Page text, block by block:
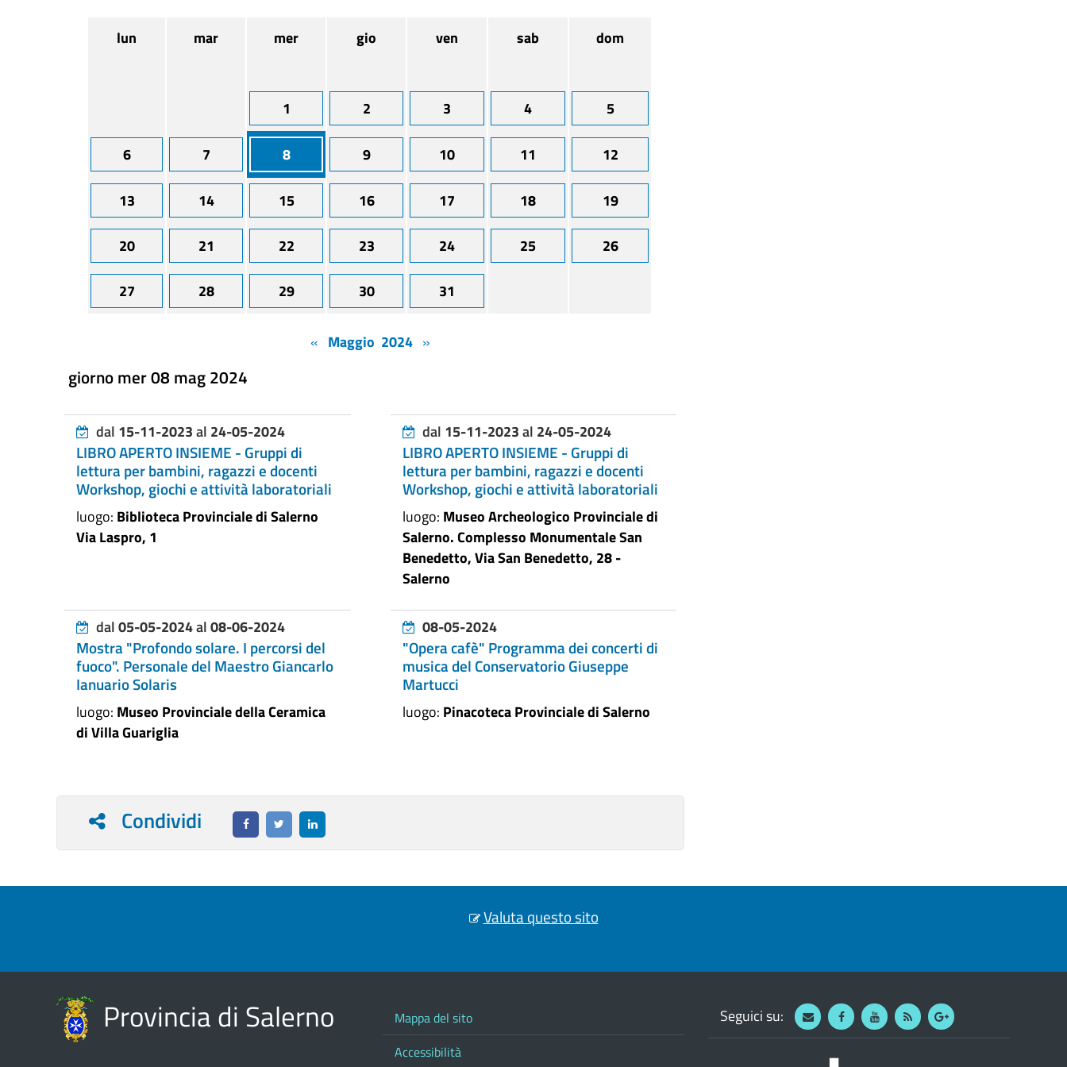
lun mar mer gio ven sab dom
1 2 3 4 5
6 7 8 9 10 11 12
13 14 15 16 17 18 19
20 21 22 23 24 25 26
27 28 29 30 31
« Maggio 2024 »
giorno mer 08 mag 2024
dal 15-11-2023al 24-05-2024
LIBRO APERTO INSIEME - Gruppi di
lettura per bambini, ragazzi e docenti
Workshop, giochi e attività laboratoriali
luogo: Biblioteca Provinciale di Salerno
Via Laspro, 1
dal 15-11-2023al 24-05-2024
LIBRO APERTO INSIEME - Gruppi di
lettura per bambini, ragazzi e docenti
Workshop, giochi e attività laboratoriali
luogo: Museo Archeologico Provinciale di
Salerno. Complesso Monumentale San
Benedetto, Via San Benedetto, 28 -
Salerno
dal05-05-2024al08-06-2024
Mostra "Profondo solare. I percorsi del
fuoco". Personale del Maestro Giancarlo
Ianuario Solaris
luogo: Museo Provinciale della Ceramica
di Villa Guariglia
08-05-2024
"Opera cafè" Programma dei concerti di
musica del Conservatorio Giuseppe
Martucci
luogo: Pinacoteca Provinciale di Salerno
Condividi
Valuta questo sito
Provincia di Salerno
Mappa del sito
Accessibilità
Seguici su: WebmailFacebookYoutube
RSS Google